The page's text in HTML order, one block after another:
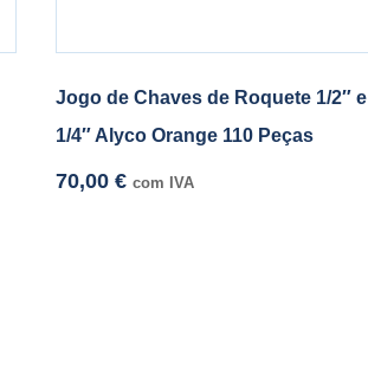
Jogo de Chaves de Roquete 1/2″ e
1/4″ Alyco Orange 110 Peças
70,00 € com IVA